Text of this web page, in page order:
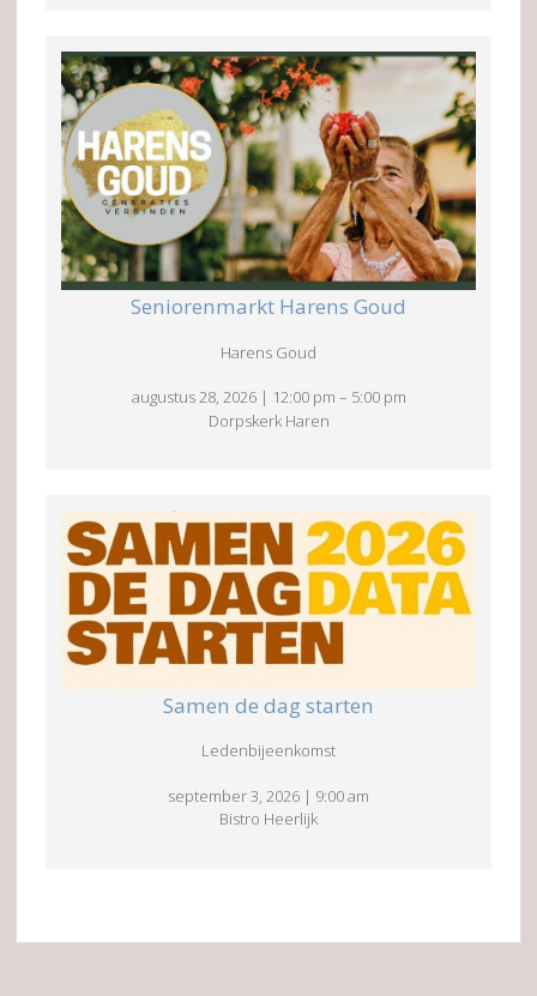
Seniorenmarkt Harens Goud
Harens Goud
augustus 28, 2026 | 12:00 pm – 5:00 pm
Dorpskerk Haren
Samen de dag starten
Ledenbijeenkomst
september 3, 2026 | 9:00 am
Bistro Heerlijk